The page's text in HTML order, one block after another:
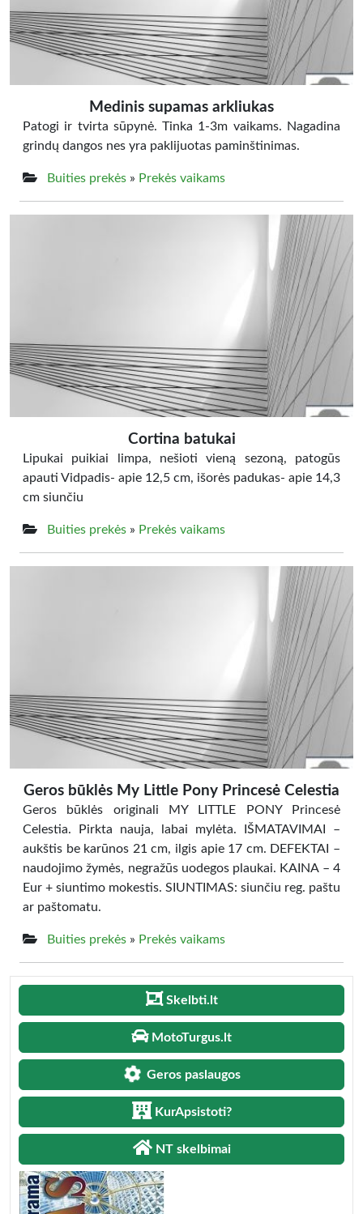
Medinis supamas arkliukas
Patogi ir tvirta sūpynė. Tinka 1-3m vaikams. Nagadina
grindų dangos nes yra paklijuotas paminštinimas.
Buities prekės » Prekės vaikams
Cortina batukai
Lipukai puikiai limpa, nešioti vieną sezoną, patogūs
apauti Vidpadis- apie 12,5 cm, išorės padukas- apie 14,3
cm siunčiu
Buities prekės » Prekės vaikams
Geros būklės My Little Pony Princesė Celestia
Geros būklės originali MY LITTLE PONY Princesė
Celestia. Pirkta nauja, labai mylėta. IŠMATAVIMAI –
aukštis be karūnos 21 cm, ilgis apie 17 cm. DEFEKTAI –
naudojimo žymės, negražūs uodegos plaukai. KAINA – 4
Eur + siuntimo mokestis. SIUNTIMAS: siunčiu reg. paštu
ar paštomatu.
Buities prekės » Prekės vaikams
Skelbti.lt
MotoTurgus.lt
Geros paslaugos
KurApsistoti?
NT skelbimai